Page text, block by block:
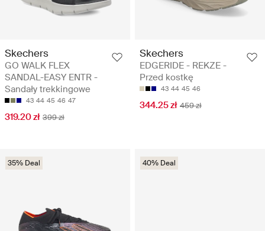
Skechers
GO WALK FLEX
SANDAL-EASY ENTR -
Sandały trekkingowe
43 44 45 46 47
319.20 zł 399 zł
Skechers
EDGERIDE - REKZE -
Przed kostkę
43 44 45 46
344.25 zł 459 zł
35% Deal 40% Deal